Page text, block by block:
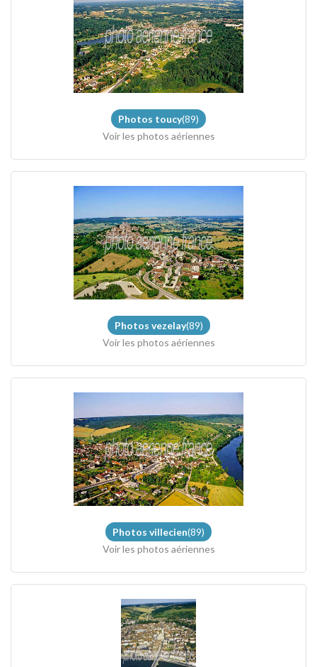
Photos toucy(89)
Voir les photos aériennes
Photos vezelay(89)
Voir les photos aériennes
Photos villecien(89)
Voir les photos aériennes